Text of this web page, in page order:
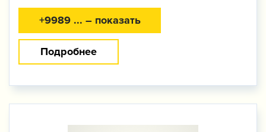
+9989 ... – показать
Подробнее